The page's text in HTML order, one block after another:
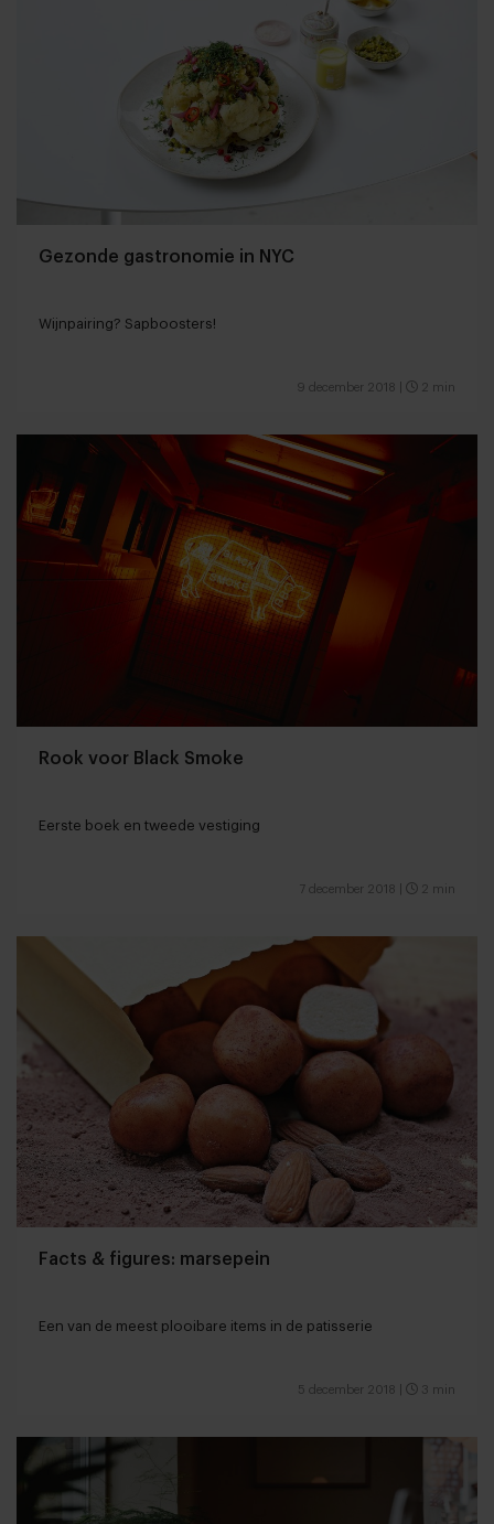
Gezonde gastronomie in NYC
Wijnpairing? Sapboosters!
9 december 2018 2 min
Rook voor Black Smoke
Eerste boek en tweede vestiging
7 december 2018 2 min
Facts & figures: marsepein
Een van de meest plooibare items in de patisserie
5 december 2018 3 min